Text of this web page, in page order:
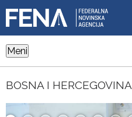
Meni
BOSNA I HERCEGOVINA